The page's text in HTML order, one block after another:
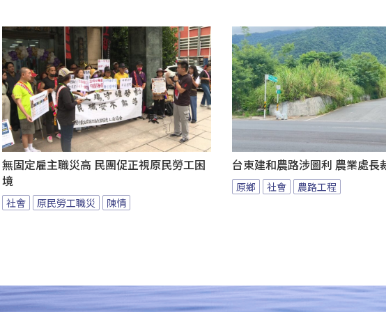
無固定雇主職災高 民團促正視原民勞工困
境
社會 原民勞工職災 陳情
台東建和農路涉圖利 農業處長
原鄉 社會 農路工程